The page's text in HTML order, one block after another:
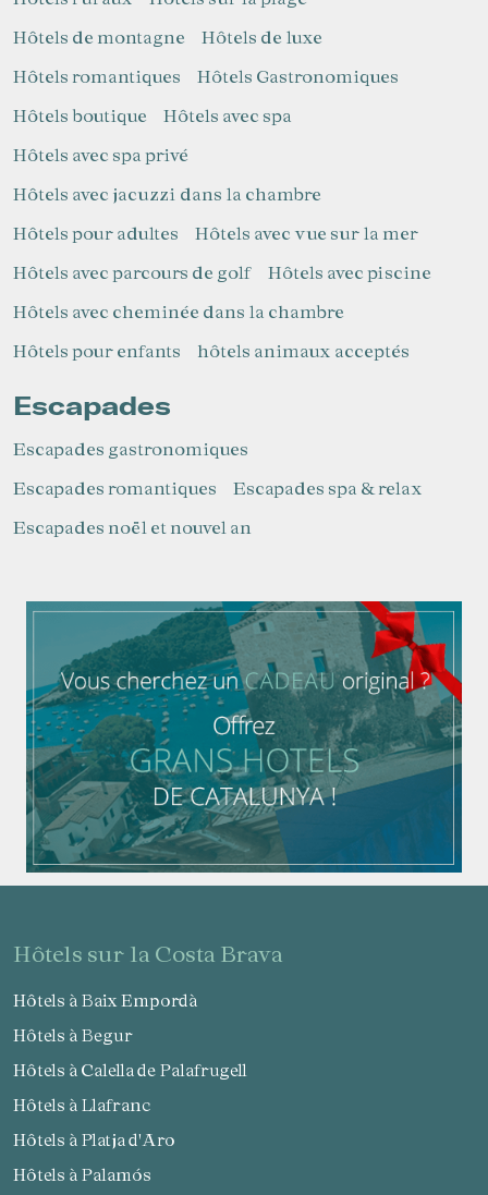
Hôtels de montagne
Hôtels de luxe
Hôtels romantiques
Hôtels Gastronomiques
Hôtels boutique
Hôtels avec spa
Hôtels avec spa privé
Hôtels avec jacuzzi dans la chambre
Hôtels pour adultes
Hôtels avec vue sur la mer
Hôtels avec parcours de golf
Hôtels avec piscine
Hôtels avec cheminée dans la chambre
Hôtels pour enfants
hôtels animaux acceptés
Escapades
Escapades gastronomiques
Escapades romantiques
Escapades spa & relax
Escapades noël et nouvel an
hôtels sur la Costa Brava
Hôtels à Baix Empordà
Hôtels à Begur
Hôtels à Calella de Palafrugell
Hôtels à Llafranc
Hôtels à Platja d'Aro
Hôtels à Palamós